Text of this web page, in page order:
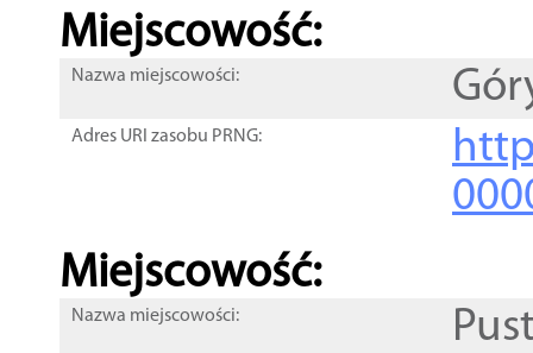
Miejscowość:
Nazwa miejscowości:
Adres URI zasobu PRNG:
Miejscowość:
Nazwa miejscowości: